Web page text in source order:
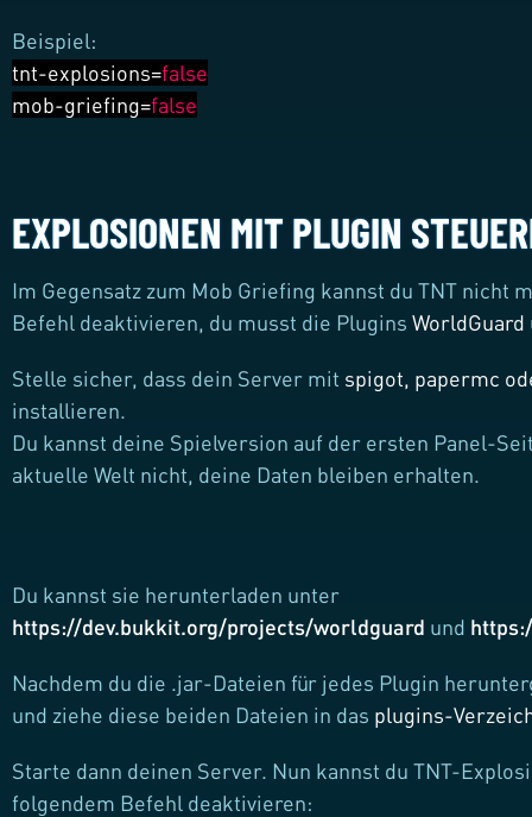
Beispiel:
tnt-explosions=false
mob-griefing=false
EXPLOSIONEN MIT PLUGIN
Im Gegensatz zum Mob Griefing kannst du TNT nicht
Befehl deaktivieren, du musst die Plugins WorldGuard
Stelle sicher, dass dein Server mit spigot, papermc
installieren.
Du kannst deine Spielversion auf der ersten Panel-
aktuelle Welt nicht, deine Daten bleiben erhalten.
Du kannst sie herunterladen unter
https://dev.bukkit.org/projects/worldguard und
Nachdem du die .jar-Dateien für jedes Plugin
und ziehe diese beiden Dateien in das plugins-
Starte dann deinen Server. Nun kannst du TNT-
folgendem Befehl deaktivieren: